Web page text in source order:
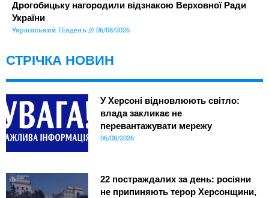
Дрогобицьку нагородили відзнакою Верховної Ради
України
Український Південь 06/08/2026
СТРІЧКА НОВИН
У Херсоні відновлюють світло:
влада закликає не
перевантажувати мережу
06/08/2026
22 постраждалих за день: росіяни
не припиняють терор Херсонщини,